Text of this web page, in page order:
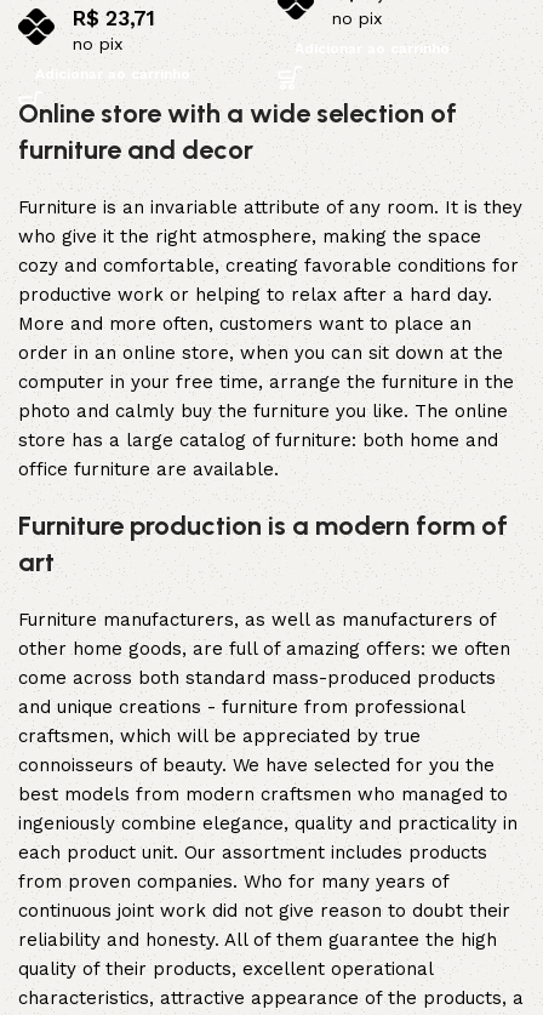
R$23,71
no pix
Adicionar ao carrinho
no pix
Adicionar ao carrinho
Online store with a wide selection of
furniture and decor
Furniture is an invariable attribute of any room. It is they
who give it the right atmosphere, making the space
cozy and comfortable, creating favorable conditions for
productive work or helping to relax after a hard day.
More and more often, customers want to place an
order in an online store, when you can sit down at the
computer in your free time, arrange the furniture in the
photo and calmly buy the furniture you like. The online
store has a large catalog of furniture: both home and
office furniture are available.
Furniture production is a modern form of
art
Furniture manufacturers, as well as manufacturers of
other home goods, are full of amazing offers: we often
come across both standard mass-produced products
and unique creations - furniture from professional
craftsmen, which will be appreciated by true
connoisseurs of beauty. We have selected for you the
best models from modern craftsmen who managed to
ingeniously combine elegance, quality and practicality in
each product unit. Our assortment includes products
from proven companies. Who for many years of
continuous joint work did not give reason to doubt their
reliability and honesty. All of them guarantee the high
quality of their products, excellent operational
characteristics, attractive appearance of the products, a